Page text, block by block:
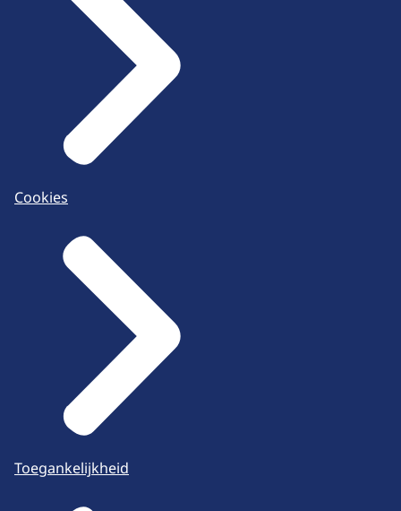
Cookies
Toegankelijkheid